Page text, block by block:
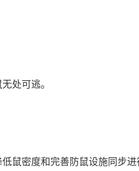
处可逃。
鼠密度和完善防鼠设施同步进